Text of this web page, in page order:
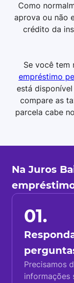
Como
aprova ou não
crédito da
Se você tem
empréstimo
está
compare as
parcela cabe
Na Juros
01.
Precisamos
informações